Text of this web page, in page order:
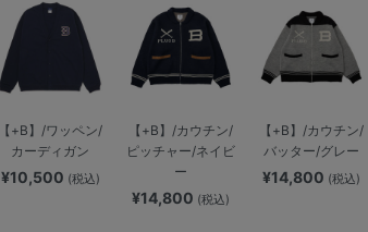
【+B】/ワッペン/
カーディガン
¥10,500 (税込)
【+B】/カウチン/
ピッチャー/ネイビ
ー
¥14,800 (税込)
【+B】/カウチン/
バッター/グレー
¥14,800 (税込)